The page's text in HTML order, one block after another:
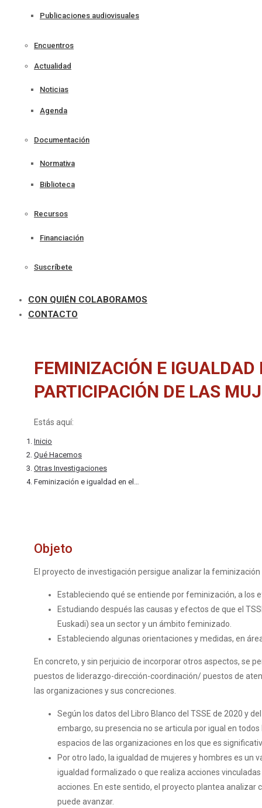
Publicaciones audiovisuales
Encuentros
Actualidad
Noticias
Agenda
Documentación
Normativa
Biblioteca
Recursos
Financiación
Suscríbete
CON QUIÉN COLABORAMOS
CONTACTO
FEMINIZACIÓN E IGUALDAD
PARTICIPACIÓN DE LAS
Estás aquí:
Inicio
Qué Hacemos
Otras Investigaciones
Feminización e igualdad en el…
Objeto
El proyecto de investigación persigue analizar la
Estableciendo qué se entiende por feminización, a los
Estudiando después las causas y efectos de que el
Euskadi) sea un sector y un ámbito feminizado.
Estableciendo algunas orientaciones y medidas, en
En concreto, y sin perjuicio de incorporar otros aspectos, se
puestos de liderazgo-dirección-coordinación/ puestos de
las organizaciones y sus concreciones.
Según los datos del Libro Blanco del TSSE de 2020 y
embargo, su presencia no se articula por igual en
espacios de las organizaciones en los que es
Por otro lado, la igualdad de mujeres y hombres es un
igualdad formalizado o que realiza acciones
acciones. En este sentido, el proyecto plantea analizar
puede avanzar.